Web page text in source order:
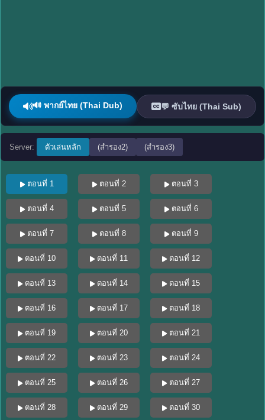
🔊 พากย์ไทย (Thai Dub) 💬 ซับไทย (Thai Sub)
Server: ตัวเล่นหลัก (สำรอง2) (สำรอง3)
ตอนที่ 1 ตอนที่ 2 ตอนที่ 3
ตอนที่ 4 ตอนที่ 5 ตอนที่ 6
ตอนที่ 7 ตอนที่ 8 ตอนที่ 9
ตอนที่ 10 ตอนที่ 11 ตอนที่ 12
ตอนที่ 13 ตอนที่ 14 ตอนที่ 15
ตอนที่ 16 ตอนที่ 17 ตอนที่ 18
ตอนที่ 19 ตอนที่ 20 ตอนที่ 21
ตอนที่ 22 ตอนที่ 23 ตอนที่ 24
ตอนที่ 25 ตอนที่ 26 ตอนที่ 27
ตอนที่ 28 ตอนที่ 29 ตอนที่ 30